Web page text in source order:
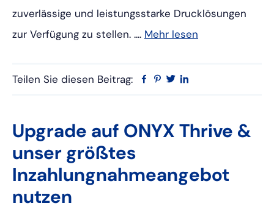
zuverlässige und leistungsstarke Drucklösungen
zur Verfügung zu stellen. .... Mehr lesen
Teilen Sie diesen Beitrag: Facebook
Pinterest
Twitter
Upgrade auf ONYX Thrive &
unser größtes
Inzahlungnahmeangebot
nutzen